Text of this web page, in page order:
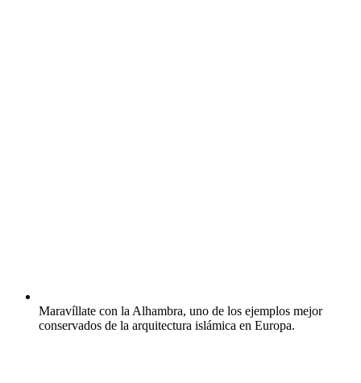
Maravíllate con la Alhambra, uno de los ejemplos mejor
conservados de la arquitectura islámica en Europa.